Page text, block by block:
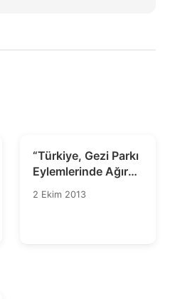
“Türkiye, Gezi Parkı
Eylemlerinde Ağır
Gerçekleştirmekle
2 Ekim 2013